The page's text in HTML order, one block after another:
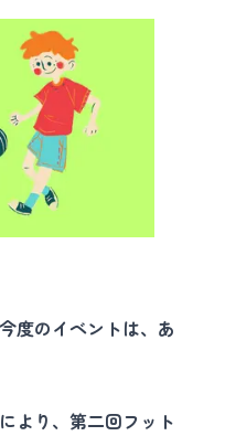
度のイベントは、あ
より、第二回フット